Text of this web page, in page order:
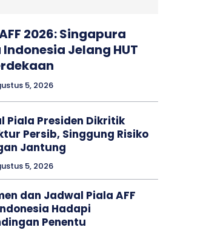
2026: Singapura
Jelang HUT
5, 2026
Piala Presiden Dikritik
Persib, Singgung Risiko
Jantung
5, 2026
dan Jadwal Piala AFF
Hadapi
Penentu